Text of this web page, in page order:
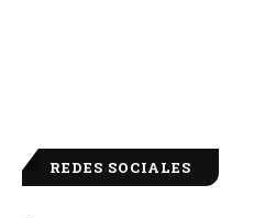
REDES SOCIALES